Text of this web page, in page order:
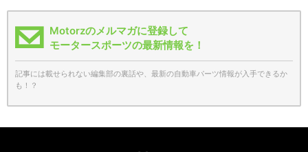
Motorzのメルマガに登録して
モータースポーツの最新情報を！
記事には載せられない編集部の裏話や、最新の自動車パーツ情報が入手できるか
も！？